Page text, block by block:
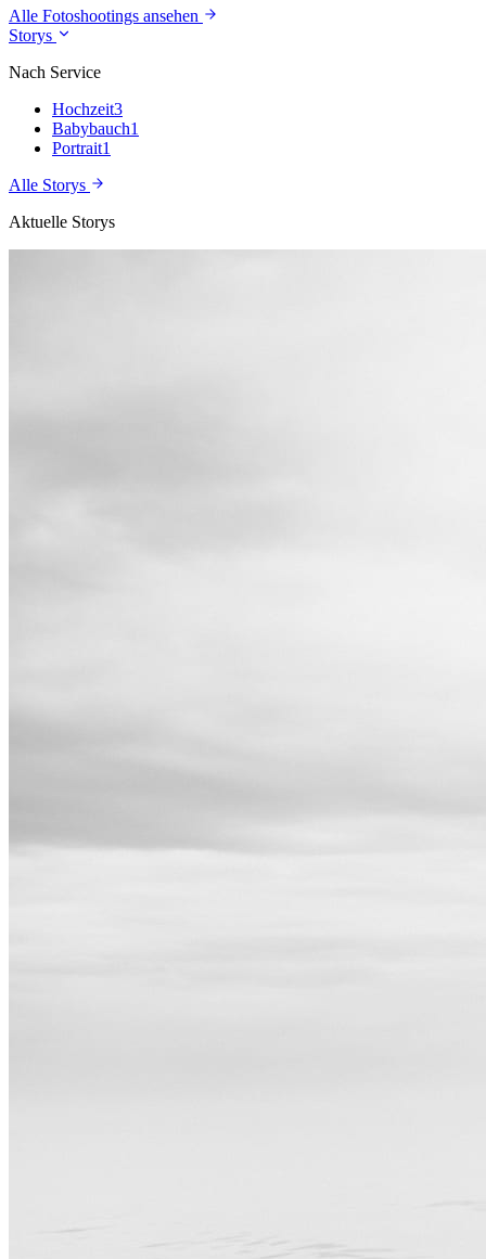
Alle Fotoshootings ansehen
Storys
Nach Service
Hochzeit3
Babybauch1
Portrait1
Alle Storys
Aktuelle Storys